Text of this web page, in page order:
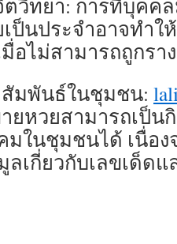
วิทยา: การที่บุคค
ป็นประจำอาจทำใ
มื่อไม่สามารถถูกรา
สัมพันธ์ในชุมชน:
ยหวยสามารถเป็น
มในชุมชนได้ เนื่อ
เกี่ยวกับเลขเด็ดแ